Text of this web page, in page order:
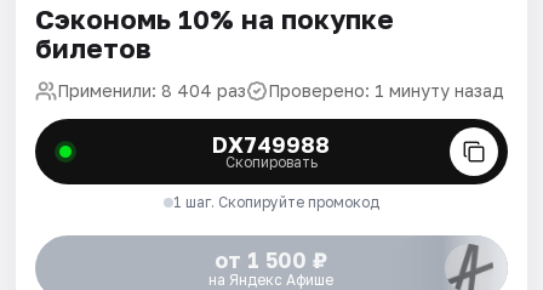
Сэкономь 10% на покупке
билетов
Применили: 8 404 раз Проверено: 1 минуту назад
DX749988
Скопировать
1 шаг. Скопируйте промокод
от 1 500 ₽
на Яндекс Афише